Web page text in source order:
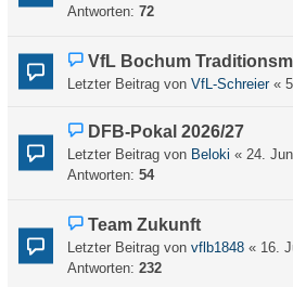
Antworten: 72
VfL Bochum
Letzter Beitrag von VfL-Schreier«
DFB-Pokal 2026/27
Letzter Beitrag von Beloki « 24.
Antworten: 54
Team Zukunft
Letzter Beitrag von vflb1848 « 16.
Antworten: 232